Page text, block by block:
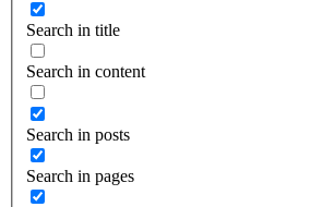
Search in title
Search in content
Search in posts
Search in pages